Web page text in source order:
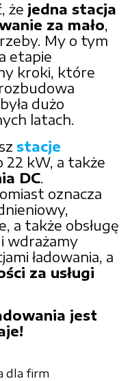
że jedna stacja
za mało,
My o tym
etapie
kroki, które
dużo
latach.
stacje
22 kW, a także
DC.
oznacza
a także obsługę
wdrażamy
ładowania, a
za usługi
jest